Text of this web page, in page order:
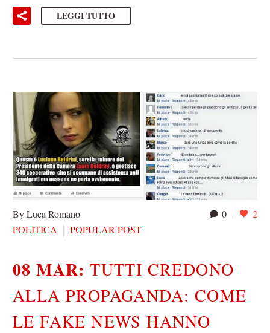
LEGGI TUTTO
0 2
By Luca Romano
POLITICA
POPULAR POST
08 MAR:TUTTI CREDONO
ALLA PROPAGANDA: COME
LE FAKE NEWS HANNO